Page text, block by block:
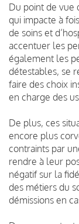
Du point de vue
qui impacte à
de soins et
accentuer les
également les
détestables, se
faire des choix
en charge des
De plus, ces
encore plus
contraints par
rendre à leur
négatif sur la
des métiers du
démissions en